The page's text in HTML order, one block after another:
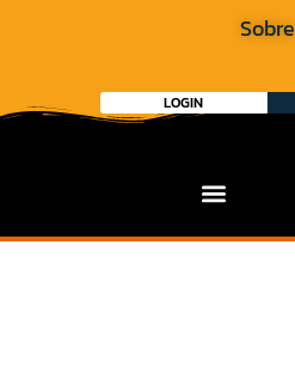
Sobre
LOGIN